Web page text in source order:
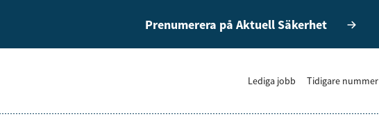
Prenumerera på Aktuell Säkerhet
Lediga jobb Tidigare nummer